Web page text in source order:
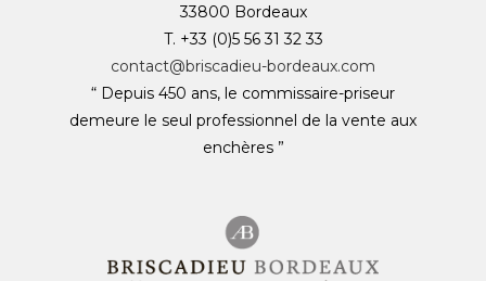
33800 Bordeaux
T. +33 (0)5 56 31 32 33
contact@briscadieu-bordeaux.com
“ Depuis 450 ans, le commissaire-priseur
demeure le seul professionnel de la vente aux
enchères ”